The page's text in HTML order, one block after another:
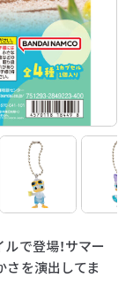
で登場！サマー
さを演出してま